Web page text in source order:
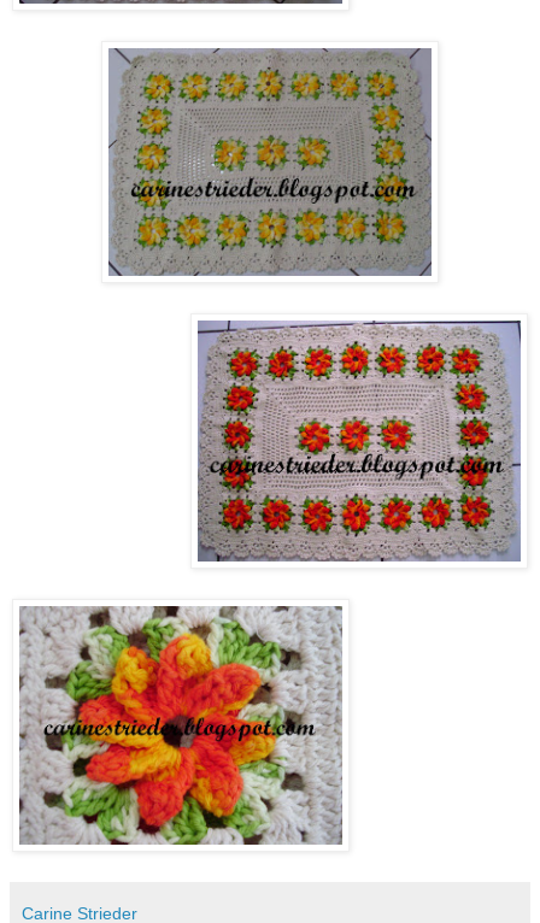
Carine Strieder